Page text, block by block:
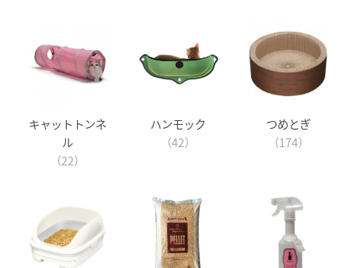
キャットトンネ
ル
（22）
ハンモック
（42）
つめとぎ
（174）